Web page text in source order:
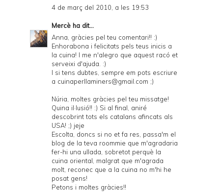
4 de març del 2010, a les 19:53
Mercè ha dit...
Anna, gràcies pel teu comentari!! :)
Enhorabona i felicitats pels teus inicis a
la cuina! I me n'alegro que aquest racó et
serveixi d'ajuda. :)
I si tens dubtes, sempre em pots escriure
a cuinaperllaminers@gmail.com ;)
Núria, moltes gràcies pel teu missatge!
Quina il·lusió!! :) Si al final, aniré
descobrint tots els catalans afincats als
USA! ;) jeje
Escolta, doncs si no et fa res, passa'm el
blog de la teva roommie que m'agradaria
fer-hi una ullada, sobretot perquè la
cuina oriental, malgrat que m'agrada
molt, reconec que a la cuina no m'hi he
posat gens!
Petons i moltes gràcies!!